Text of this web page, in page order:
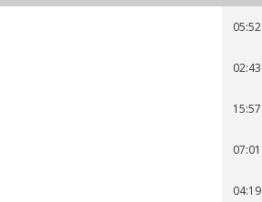
05:52
02:43
15:57
07:01
04:19